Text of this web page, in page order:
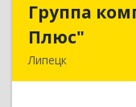
Группа
Плюс"
Липецк
Группа